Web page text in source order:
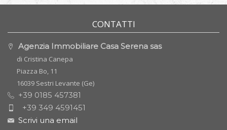
CONTATTI
Agenzia Immobiliare Casa Serena sas
di Cristina Canepa
Piazza Bo, 11
16039 Sestri Levante (Ge)
+39 0185 457381
+39 349 4591451
Scrivi una email